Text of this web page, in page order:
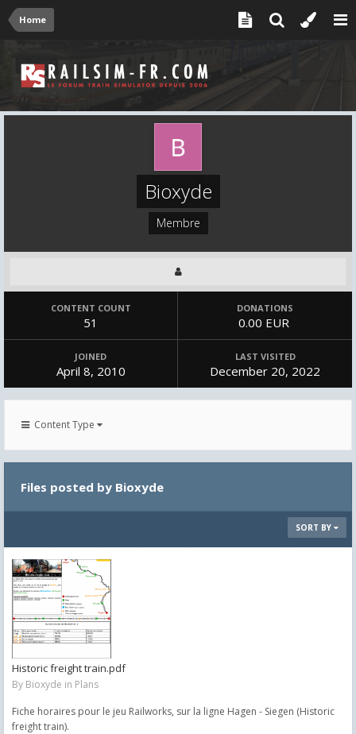
Home
Bioxyde
Membre
CONTENT COUNT
51
DONATIONS
0.00 EUR
JOINED
April 8, 2010
LAST VISITED
December 20, 2022
Content Type
Files posted by Bioxyde
SORT BY
Historic freight train.pdf
By Bioxyde in Plans
Fiche horaires pour le jeu Railworks, sur la ligne Hagen - Siegen (Historic
freight train).